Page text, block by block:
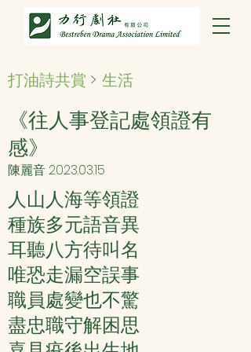
打油詩共賞 > 生活
《往人事登記處領證有
感》
陳麗音2023.03.15
人山人海等領證
種族多元語音異
耳聽八方待叫名
唯恐走漏空誤事
職員處變也不驚
盡忠職守解困思